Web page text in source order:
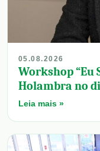
05.08.2026
Workshop “Eu
Holambra no
Leia mais »